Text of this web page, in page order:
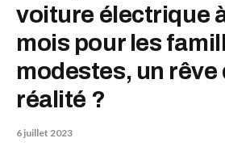
voiture électrique
mois pour les
modestes, un rêve
réalité ?
6 juillet 2023